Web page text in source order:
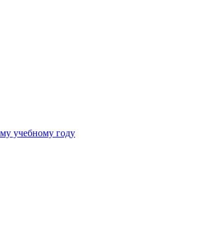
учебному году